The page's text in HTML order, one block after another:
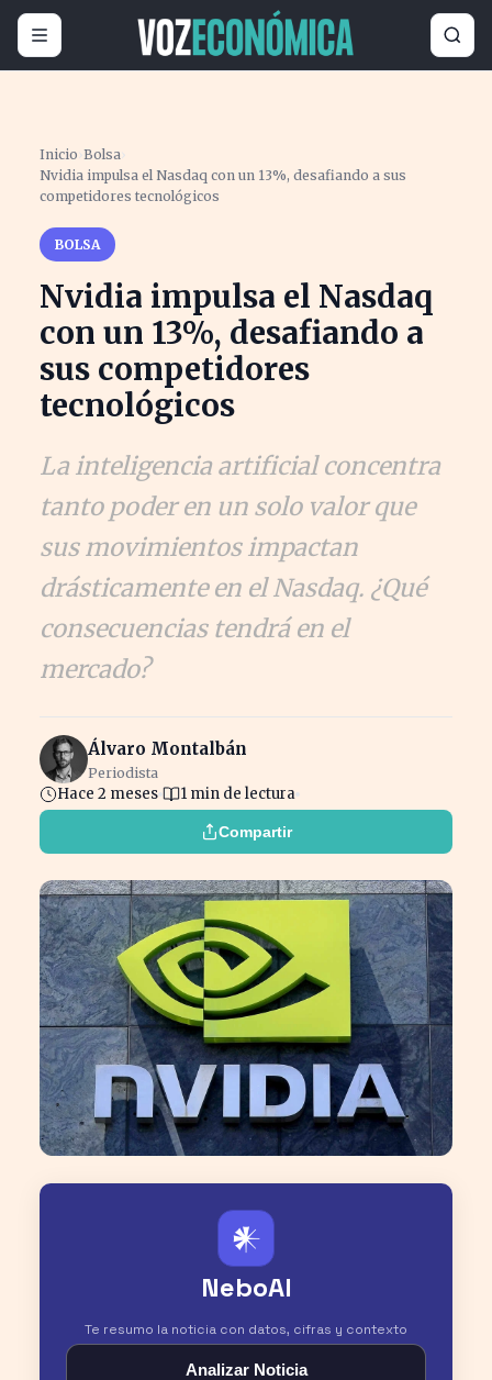
Inicio ›Bolsa›
Nvidia impulsa el Nasdaq con un 13%, desafiando a sus
competidores tecnológicos
BOLSA
Nvidia impulsa el Nasdaq
con un 13%, desafiando a
sus competidores
tecnológicos
La inteligencia artificial concentra
tanto poder en un solo valor que
sus movimientos impactan
drásticamente en el Nasdaq. ¿Qué
consecuencias tendrá en el
mercado?
Álvaro Montalbán
Periodista
Hace 2 meses 1 min de lectura
Compartir
𒀭
NeboAI
Te resumo la noticia con datos, cifras y contexto
Analizar Noticia